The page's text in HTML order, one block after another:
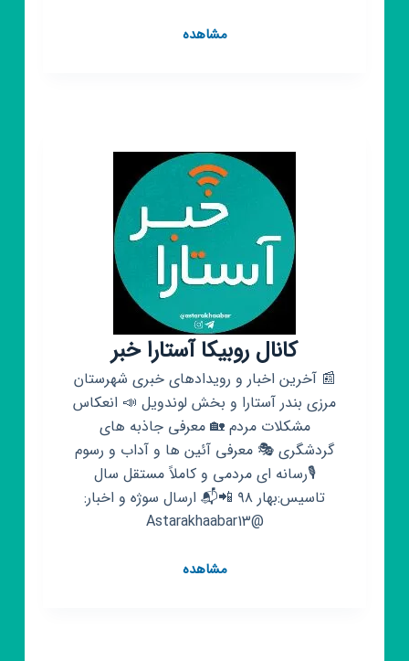
مشاهدهکانال
کانال روبیکا آستارا خبر
📰 آخرین اخبار و رویدادهای خبری شهرستان
مرزی بندر آستارا و بخش لوندویل 📣 انعکاس
مشکلات مردم 🏡 معرفی جاذبه های
گردشگری 🎭 معرفی آئین ها و آداب و رسوم
🎙رسانه ای مردمی و کاملاً مستقل سال
تاسیس:بهار ۹۸ 📲📬 ارسال سوژه و اخبار:
@Astarakhaabar13
مشاهدهکانال